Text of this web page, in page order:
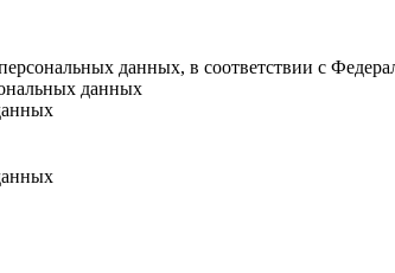
данных, в соответствии с
данных